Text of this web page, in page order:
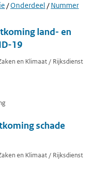
/Onderdeel /Nummer
land- en
19
en Klimaat / Rijksdienst
schade
en Klimaat / Rijksdienst